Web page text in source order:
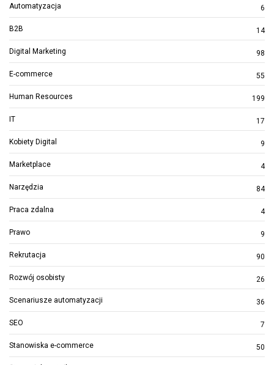
Automatyzacja 6
B2B 14
Digital Marketing 98
E-commerce 55
Human Resources 199
IT 17
Kobiety Digital 9
Marketplace 4
Narzędzia 84
Praca zdalna 4
Prawo 9
Rekrutacja 90
Rozwój osobisty 26
Scenariusze automatyzacji 36
SEO 7
Stanowiska e-commerce 50